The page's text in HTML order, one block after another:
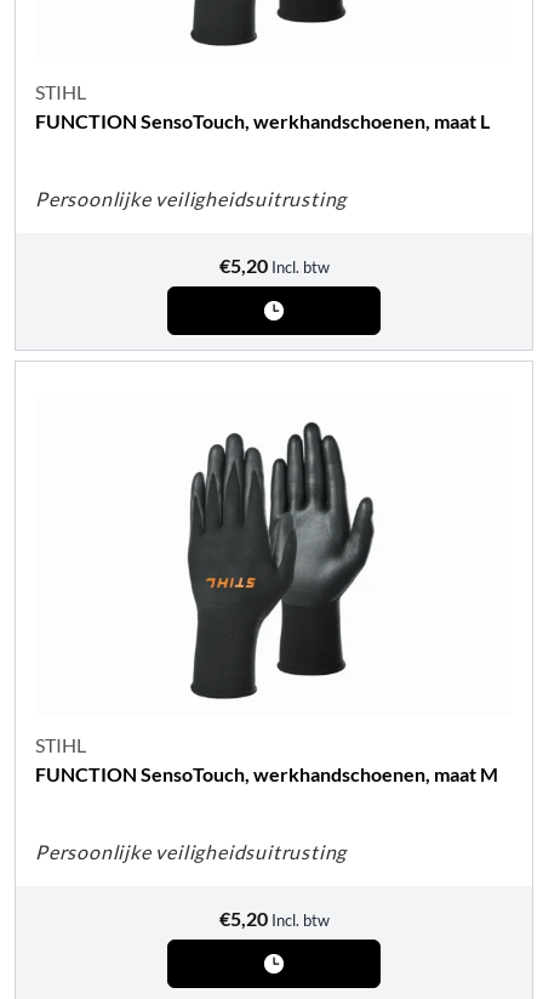
STIHL
FUNCTION SensoTouch, werkhandschoenen, maat L
Persoonlijke veiligheidsuitrusting
€5,20 Incl. btw
STIHL
FUNCTION SensoTouch, werkhandschoenen, maat M
Persoonlijke veiligheidsuitrusting
€5,20 Incl. btw